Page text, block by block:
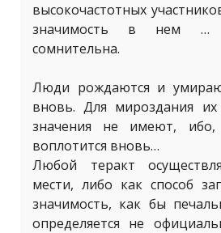
высокочастотных
значимость в нем …
сомнительна.
Люди рождаются и
вновь. Для мироздания их
значения не имеют,
воплотится вновь…
Любой теракт
мести, либо как способ
значимость, как бы
определяется не